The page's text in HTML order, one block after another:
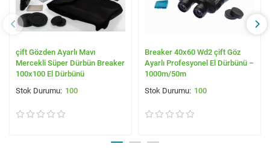
çift Gözden Ayarlı Mavı
Mercekli Süper Dürbün Breaker
100x100 El Dürbünü
100
Breaker 40x60 Wd2 çift Göz
Ayarlı Profesyonel El Dürbünü –
1000m/50m
100